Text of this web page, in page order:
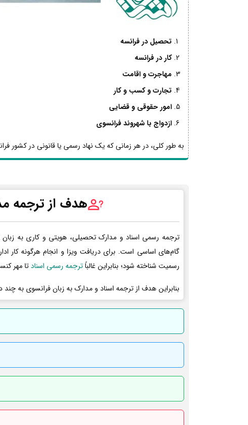
تحصیل در فرانسه
کار در فرانسه
مهاجرت و اقامت
تجارت و کسب و کار
امور حقوقی و قضایی
ازدواج با شهروند فرانسوی
به طور کلی، در هر زمانی که یک نهاد رسمی یا قانونی در کشور
هدف از ترجمه
ترجمه رسمی اسناد و مدارک تحصیلی، هویتی و کاری به
گام‌های اساسی است. برای دریافت ویزا و انجام هرگونه کار
رسمیت شناخته شود؛ بنابراین غالباًترجمه رسمی اسنادتا مهر
بنابراین هدف از ترجمه اسناد و مدارک به زبان فرانسوی به